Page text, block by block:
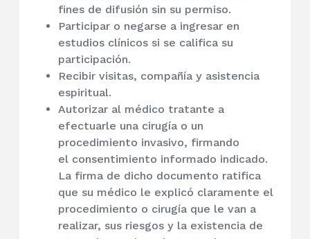
fines de difusión sin su permiso.
Participar o negarse a ingresar en
estudios clínicos si se califica su
participación.
Recibir visitas, compañía y asistencia
espiritual.
Autorizar al médico tratante a
efectuarle una cirugía o un
procedimiento invasivo, firmando
el consentimiento informado indicado.
La firma de dicho documento ratifica
que su médico le explicó claramente el
procedimiento o cirugía que le van a
realizar, sus riesgos y la existencia de